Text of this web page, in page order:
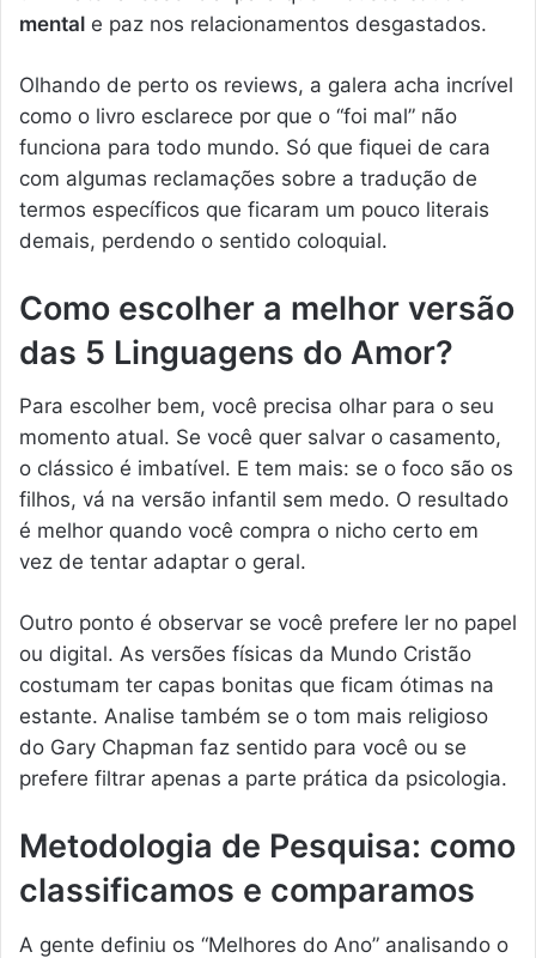
mental e paz nos relacionamentos desgastados.
Olhando de perto os reviews, a galera acha incrível
como o livro esclarece por que o “foi mal” não
funciona para todo mundo. Só que fiquei de cara
com algumas reclamações sobre a tradução de
termos específicos que ficaram um pouco literais
demais, perdendo o sentido coloquial.
Como escolher a melhor versão
das 5 Linguagens do Amor?
Para escolher bem, você precisa olhar para o seu
momento atual. Se você quer salvar o casamento,
o clássico é imbatível. E tem mais: se o foco são os
filhos, vá na versão infantil sem medo. O resultado
é melhor quando você compra o nicho certo em
vez de tentar adaptar o geral.
Outro ponto é observar se você prefere ler no papel
ou digital. As versões físicas da Mundo Cristão
costumam ter capas bonitas que ficam ótimas na
estante. Analise também se o tom mais religioso
do Gary Chapman faz sentido para você ou se
prefere filtrar apenas a parte prática da psicologia.
Metodologia de Pesquisa: como
classificamos e comparamos
A gente definiu os “Melhores do Ano” analisando o